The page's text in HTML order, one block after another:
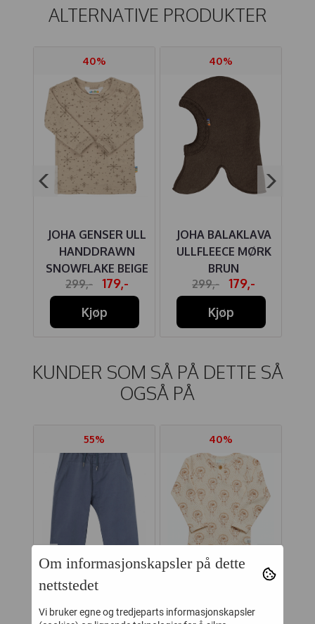
ALTERNATIVE PRODUKTER
40%
JOHA GENSER ULL
HANDDRAWN
SNOWFLAKE BEIGE
299,-
179,-
Kjøp
40%
JOHA BALAKLAVA
ULLFLEECE MØRK
BRUN
299,-
179,-
Kjøp
KUNDER SOM SÅ PÅ DETTE SÅ
OGSÅ PÅ
55%
MINIATURE BUKSE
40%
ENFANT BODY LS
Om informasjonskapsler på dette
nettstedet
Vi bruker egne og tredjeparts informasjonskapsler